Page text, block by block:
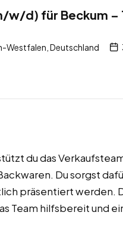
w/d) für Beckum –
Westfalen, Deutschland
du das
Du sorgst
präsentiert werden.
Team hilfsbereit und